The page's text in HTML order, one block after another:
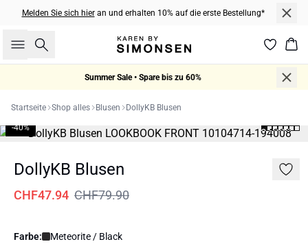
Melden Sie sich hieran und erhalten 10% auf die erste Bestellung*
Suche
Summer Sale • Spare bis zu 60%
Startseite Shop alles Blusen DollyKB Blusen
-40%
DollyKB Blusen
CHF47.94 CHF79.90
Farbe: Meteorite / Black